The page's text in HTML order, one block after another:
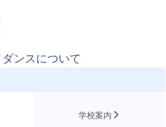
ンスについて
学校案内